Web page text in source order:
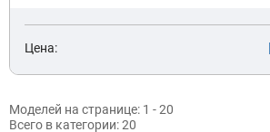
Цена:
Моделей на странице: 1 - 20
Всего в категории:20